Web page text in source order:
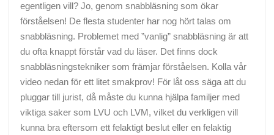
egentligen vill? Jo, genom snabbläsning som ökar
förståelsen! De flesta studenter har nog hört talas om
snabbläsning. Problemet med ”vanlig” snabbläsning är att
du ofta knappt förstår vad du läser. Det finns dock
snabbläsningstekniker som främjar förståelsen. Kolla vår
video nedan för ett litet smakprov! För låt oss säga att du
pluggar till jurist, då måste du kunna hjälpa familjer med
viktiga saker som LVU och LVM, vilket du verkligen vill
kunna bra eftersom ett felaktigt beslut eller en felaktig